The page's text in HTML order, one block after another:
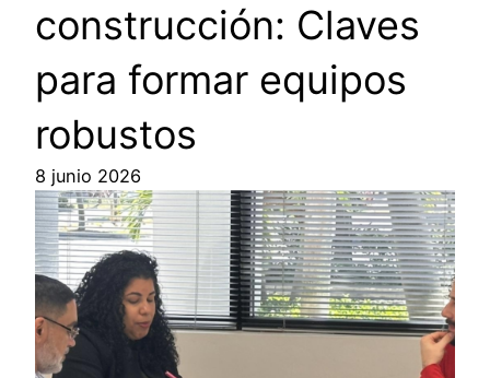
construcción: Claves
para formar equipos
robustos
8 junio 2026